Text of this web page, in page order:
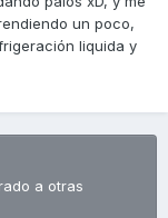
un poco,
liquida y
a otras